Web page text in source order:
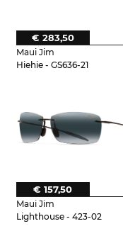
Maui Jim
Hiehie - GS636-21
€ 283,50
Maui Jim
Lighthouse - 423-02
€ 157,50